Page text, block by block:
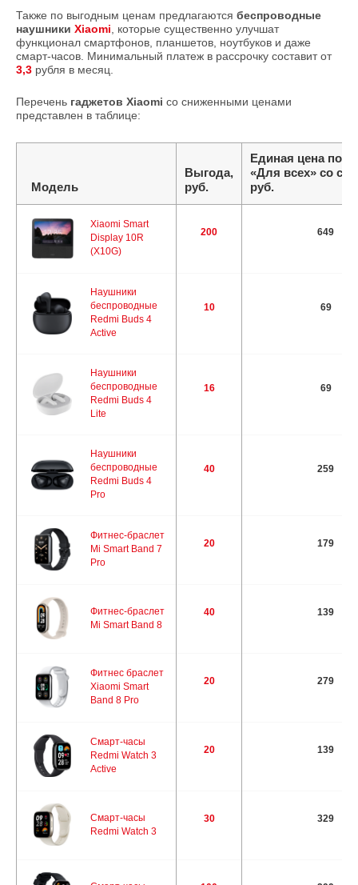
Также по выгодным ценам предлагаются беспроводные
наушники Xiaomi, которые существенно улучшат
функционал смартфонов, планшетов, ноутбуков и даже
смарт-часов. Минимальный платеж в рассрочку составит от
3,3 рубля в месяц.
Перечень гаджетов Xiaomi со сниженными ценами
представлен в таблице:
Модель
Выгода,
руб.
Единая цена по
«Для всех» со
руб.
Xiaomi Smart
Display 10R
(X10G)
200 649
Наушники
беспроводные
Redmi Buds 4
Active
10 69
Наушники
беспроводные
Redmi Buds 4
Lite
16 69
Наушники
беспроводные
Redmi Buds 4
Pro
40 259
Фитнес-браслет
Mi Smart Band 7
Pro
20 179
Фитнес-браслет
Mi Smart Band 8
40 139
Фитнес браслет
Xiaomi Smart
Band 8 Pro
20 279
Смарт-часы
Redmi Watch 3
Active
20 139
Смарт-часы
Redmi Watch 3
30 329